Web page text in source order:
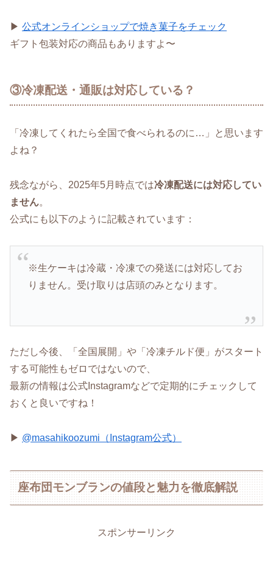
▶ 公式オンラインショップで焼き菓子をチェック
ギフト包装対応の商品もありますよ〜
③冷凍配送・通販は対応している？
「冷凍してくれたら全国で食べられるのに…」と思います
よね？
残念ながら、2025年5月時点では冷凍配送には対応してい
ません。
公式にも以下のように記載されています：
※生ケーキは冷蔵・冷凍での発送には対応してお
りません。受け取りは店頭のみとなります。
ただし今後、「全国展開」や「冷凍チルド便」がスタート
する可能性もゼロではないので、
最新の情報は公式Instagramなどで定期的にチェックして
おくと良いですね！
▶ @masahikoozumi（Instagram公式）
座布団モンブランの値段と魅力を徹底解説
スポンサーリンク